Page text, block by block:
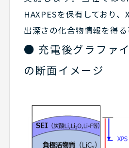
HAXPESを保有しており
出深さの化合物情報を得る
● 充電後グラファ
の断面イメージ